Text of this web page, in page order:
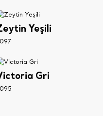
Yeşili
Gri